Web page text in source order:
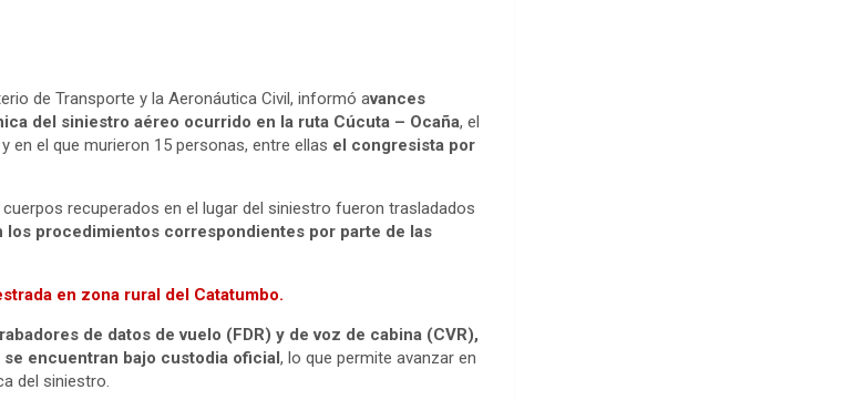
de Transporte y la Aeronáutica Civil, informó avances
del siniestro aéreo ocurrido en la ruta Cúcuta – Ocaña, el
en el que murieron 15 personas, entre ellas el congresista por
recuperados en el lugar del siniestro fueron trasladados
los procedimientos correspondientes por parte de las
en zona rural del Catatumbo.
de datos de vuelo (FDR) y de voz de cabina (CVR),
encuentran bajo custodia oficial, lo que permite avanzar en
del siniestro.